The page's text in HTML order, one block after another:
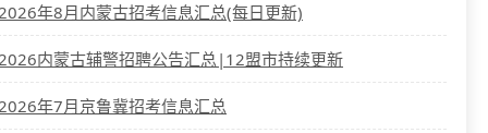
年8月内蒙古招考信息汇总(每日更新)
内蒙古辅警招聘公告汇总|12盟市持续更新
年7月京鲁冀招考信息汇总